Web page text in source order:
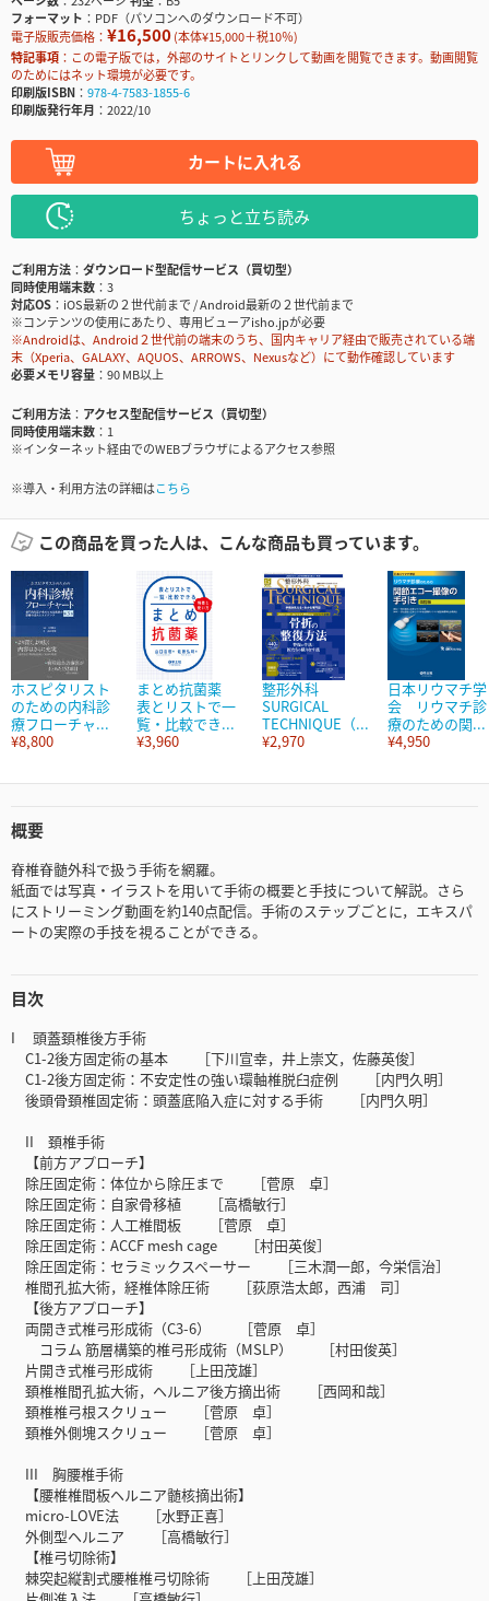
フォーマット
PDF（パソコンへのダウンロード不可）
電子版販売価格： ¥16,500(本体¥15,000＋税10％)
特記事項
この電子版では，外部のサイトとリンクして動画を閲覧できます。動画閲覧
のためにはネット環境が必要です。
印刷版ISBN
978-4-7583-1855-6
印刷版発行年月
2022/10
カートに入れる
ちょっと立ち読み
ご利用方法
ダウンロード型配信サービス（買切型）
同時使用端末数
3
対応OS
iOS最新の２世代前まで / Android最新の２世代前まで
※コンテンツの使用にあたり、専用ビューアisho.jpが必要
※Androidは、Android２世代前の端末のうち、国内キャリア経由で販売されている端
末（Xperia、GALAXY、AQUOS、ARROWS、Nexusなど）にて動作確認しています
必要メモリ容量
90 MB以上
ご利用方法
アクセス型配信サービス（買切型）
同時使用端末数
1
※インターネット経由でのWEBブラウザによるアクセス参照
※導入・利用方法の詳細はこちら
この商品を買った人は、こんな商品も買っています。
ホスピタリスト
のための内科診
療フローチャ...
¥8,800
まとめ抗菌薬
表とリストで一
覧・比較でき...
¥3,960
整形外科
SURGICAL
TECHNIQUE（...
¥2,970
日本リウマチ学
会 リウマチ診
療のための関...
¥4,950
概要
脊椎脊髄外科で扱う手術を網羅。
紙面では写真・イラストを用いて手術の概要と手技について解説。さら
にストリーミング動画を約140点配信。手術のステップごとに，エキスパ
ートの実際の手技を視ることができる。
目次
I 頭蓋頚椎後方手術
C1-2後方固定術の基本 ［下川宣幸，井上崇文，佐藤英俊］
C1-2後方固定術：不安定性の強い環軸椎脱臼症例 ［内門久明］
後頭骨頚椎固定術：頭蓋底陥入症に対する手術 ［内門久明］
II 頚椎手術
【前方アプローチ】
除圧固定術：体位から除圧まで ［菅原 卓］
除圧固定術：自家骨移植 ［高橋敏行］
除圧固定術：人工椎間板 ［菅原 卓］
除圧固定術：ACCF mesh cage ［村田英俊］
除圧固定術：セラミックスペーサー ［三木潤一郎，今栄信治］
椎間孔拡大術，経椎体除圧術 ［荻原浩太郎，西浦 司］
【後方アプローチ】
両開き式椎弓形成術（C3-6） ［菅原 卓］
コラム 筋層構築的椎弓形成術（MSLP） ［村田俊英］
片開き式椎弓形成術 ［上田茂雄］
頚椎椎間孔拡大術，ヘルニア後方摘出術 ［西岡和哉］
頚椎椎弓根スクリュー ［菅原 卓］
頚椎外側塊スクリュー ［菅原 卓］
III 胸腰椎手術
【腰椎椎間板ヘルニア髄核摘出術】
micro-LOVE法 ［水野正喜］
外側型ヘルニア ［高橋敏行］
【椎弓切除術】
棘突起縦割式腰椎椎弓切除術 ［上田茂雄］